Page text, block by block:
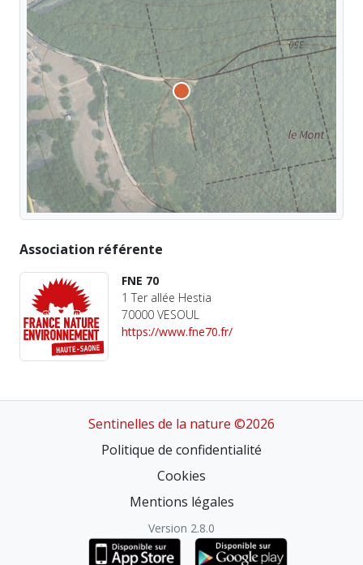
Association référente
FNE 70
1 Ter allée Hestia
70000 VESOUL
https://www.fne70.fr/
Sentinelles de la nature ©2026
Politique de confidentialité
Cookies
Mentions légales
Version 2.8.0